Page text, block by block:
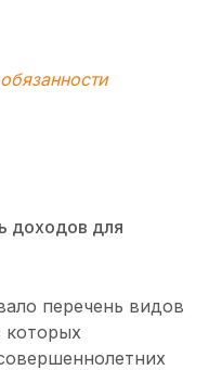
доходов для
перечень видов
которых